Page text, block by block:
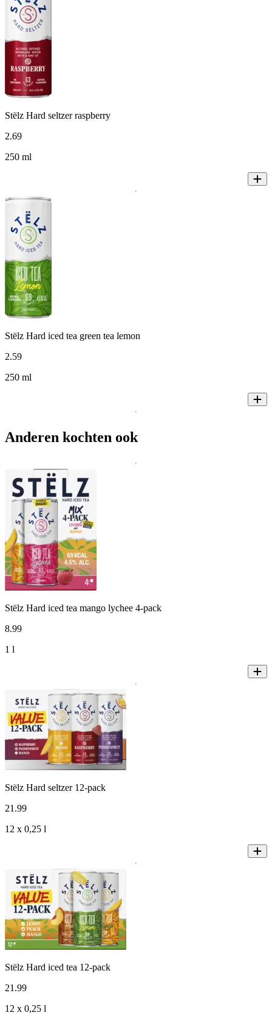
Stëlz Hard seltzer raspberry
2.69
250 ml
Stëlz Hard iced tea green tea lemon
2.59
250 ml
Anderen kochten ook
Stëlz Hard iced tea mango lychee 4-pack
8.99
1 l
Stëlz Hard seltzer 12-pack
21 .99
12 x 0,25 l
Stëlz Hard iced tea 12-pack
21 .99
12 x 0,25 l